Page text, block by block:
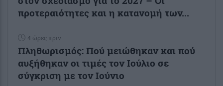
προτεραιότητες και η κατανομή των...
4 ώρες πριν
Πληθωρισμός: Πού μειώθηκαν και πού
αυξήθηκαν οι τιμές τον Ιούλιο σε
σύγκριση με τον Ιούνιο